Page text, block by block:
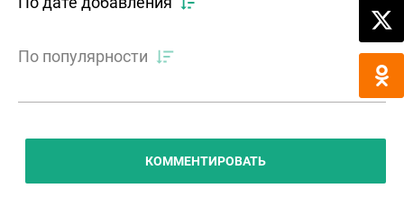
По популярности
КОММЕНТИРОВАТЬ